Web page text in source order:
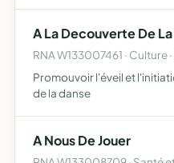
e…
A La Decouverte De
RNA W133007461 · Culture
Promouvoir l'éveil et
de la danse
A Nous De Jouer